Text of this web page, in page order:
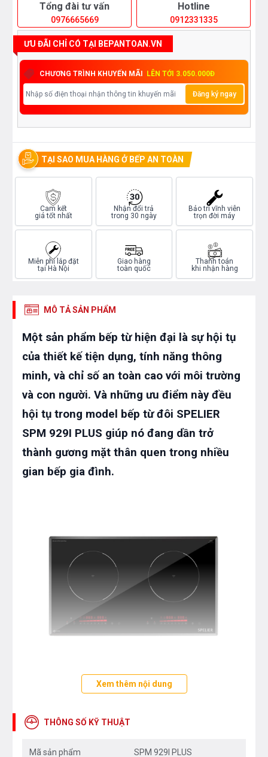
Tổng đài tư vấn
0976665669
Hotline
0912331335
ƯU ĐÃI CHỈ CÓ TẠI BEPANTOAN.VN
CHƯƠNG TRÌNH KHUYẾN MÃI LÊN TỚI 3.050.000Đ
Đăng ký ngay
TẠI SAO MUA HÀNG Ở BẾP AN TOÀN
Cam kết
giá tốt nhất
Nhận đổi trả
trong 30 ngày
Bảo trì vĩnh viễn
trọn đời máy
Miễn phí lắp đặt
tại Hà Nội
Giao hàng
toàn quốc
Thanh toán
khi nhận hàng
MÔ TẢ SẢN PHẨM
Một sản phẩm bếp từ hiện đại là sự hội tụ
của thiết kế tiện dụng, tính năng thông
minh, và chỉ số an toàn cao với môi trường
và con người. Và những ưu điểm này đều
hội tụ trong model bếp từ đôi SPELIER
SPM 929I PLUS giúp nó đang dần trở
thành gương mặt thân quen trong nhiều
gian bếp gia đình.
Đặc tính bếp từ đôi Spelier SPM 929I
PLUS
Xem thêm nội dung
THÔNG SỐ KỸ THUẬT
Mã sản phẩm SPM 929I PLUS